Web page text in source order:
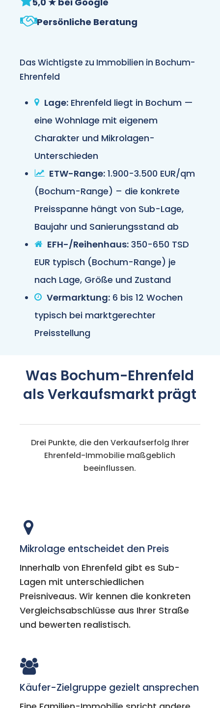
Persönliche Beratung
Das Wichtigste zu Immobilien in Bochum-
Ehrenfeld
Lage: Ehrenfeld liegt in Bochum —
eine Wohnlage mit eigenem
Charakter und Mikrolagen-
Unterschieden
ETW-Range: 1.900-3.500 EUR/qm
(Bochum-Range) – die konkrete
Preisspanne hängt von Sub-Lage,
Baujahr und Sanierungsstand ab
EFH-/Reihenhaus: 350-650 TSD
EUR typisch (Bochum-Range) je
nach Lage, Größe und Zustand
Vermarktung: 6 bis 12 Wochen
typisch bei marktgerechter
Preisstellung
Was Bochum-Ehrenfeld
als Verkaufsmarkt prägt
Drei Punkte, die den Verkaufserfolg Ihrer
Ehrenfeld-Immobilie maßgeblich
beeinflussen.
Mikrolage entscheidet den Preis
Innerhalb von Ehrenfeld gibt es Sub-
Lagen mit unterschiedlichen
Preisniveaus. Wir kennen die konkreten
Vergleichsabschlüsse aus Ihrer Straße
und bewerten realistisch.
Käufer-Zielgruppe gezielt ansprechen